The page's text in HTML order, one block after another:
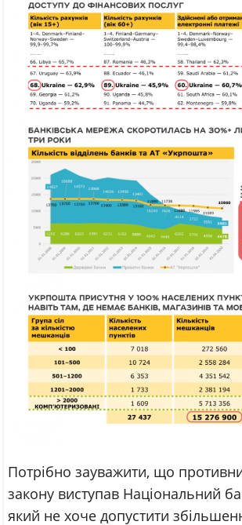
Потрібно зауважити, що
закону виступав Національний
який не хоче допустити